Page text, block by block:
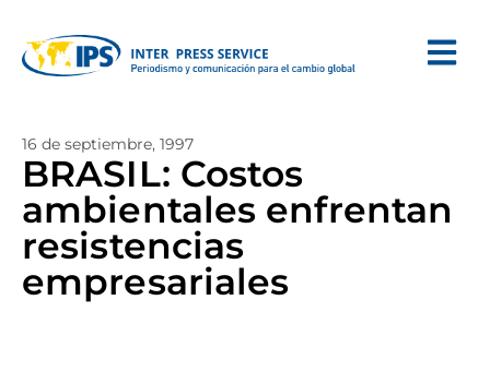
16 de septiembre, 1997
BRASIL: Costos
ambientales enfrentan
resistencias
empresariales